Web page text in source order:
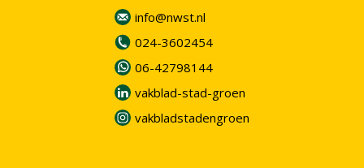
info@nwst.nl
024-3602454
06-42798144
vakblad-stad-groen
vakbladstadengroen